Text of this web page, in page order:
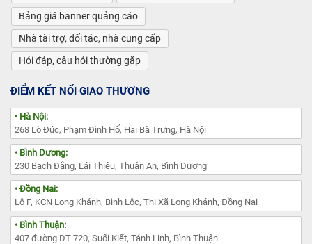
Bảng giá banner quảng cáo
Nhà tài trợ, đối tác, nhà cung cấp
Hỏi đáp, câu hỏi thường gặp
ĐIỂM KẾT NỐI GIAO THƯƠNG
• Hà Nội:
268 Lò Đúc, Phạm Đình Hổ, Hai Bà Trưng, Hà Nội
• Bình Dương:
230 Bạch Đằng, Lái Thiêu, Thuận An, Bình Dương
• Đồng Nai:
Lô F, KCN Long Khánh, Bình Lộc, Thị Xã Long Khánh, Đồng Nai
• Bình Thuận:
407 đường DT 720, Suối Kiết, Tánh Linh, Bình Thuận